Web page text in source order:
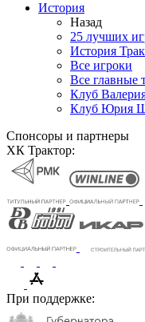
История
Назад
25 лучших
История
Все игроки
Все главные
Клуб
Клуб Юрия
Спонсоры и партнеры
ХК Трактор:
При поддержке: